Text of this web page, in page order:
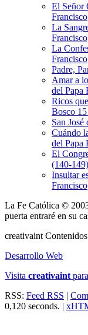
El Señor
Francisco
La
Francisco
La
Francisco
Padre,
Amar a
del Papa
Ricos
Bosco
San
Cuándo
del Papa
El
(140-149)
Insultar
Francisco
La Fe Católica ©
puerta entraré en su
creativaint Contenidos
Desarrollo Web
Visita creativaint
RSS: Feed RSS |
0,120 seconds. |